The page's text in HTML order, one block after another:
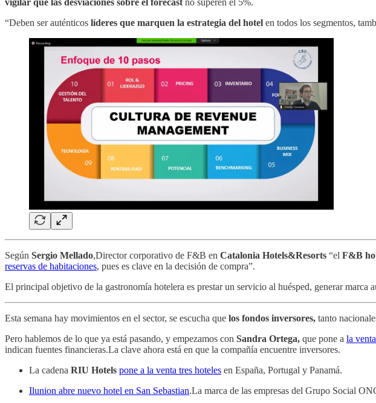
vigilar que las desviaciones sobre el forecast no superen el 5%.
“Deben ser auténticos líderes que marquen la estrategia del hotel en todos los segmentos,
Según Sergio Mellado,Director corporativo de F&B en Catalonia Hotels&Resorts “el F&B
reservas de habitaciones, pues es clave en la decisión de compra”.
El principal objetivo de la gastronomía hotelera es prestar un servicio al huésped, generar
Esta semana hay movimientos en el sector, se escucha que los fondos inversores, tanto
Pero hablemos de lo que ya está pasando, y empezamos con Sandra Ortega, que pone a la
indican fuentes financieras.La clave ahora está en que la compañía encuentre inversores.
La cadena RIU Hotels pone a la venta tres hoteles en España, Portugal y Panamá.
Ilunion abre nuevo hotel en San Sebastian.La marca de las empresas del Grupo Social